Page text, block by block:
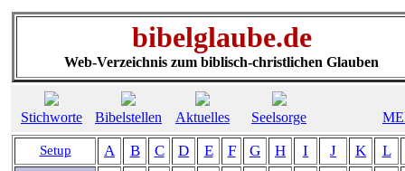
bibelglaube.de
Web-Verzeichnis zum biblisch-christlichen Glauben
Stichworte Bibelstellen Aktuelles Seelsorge
Setup A B C D E F G H I J K L